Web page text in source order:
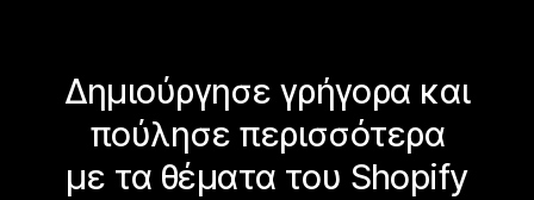
Δημιούργησε γρήγορα και
πούλησε περισσότερα
με τα θέματα του Shopify